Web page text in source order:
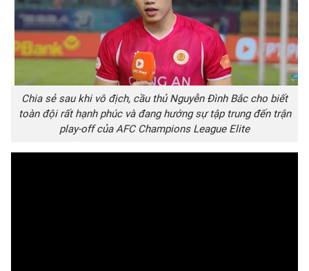
Chia sẻ sau khi vô địch, cầu thủ Nguyễn Đình Bắc cho biết
toàn đội rất hạnh phúc và đang hướng sự tập trung đến trận
play-off của AFC Champions League Elite